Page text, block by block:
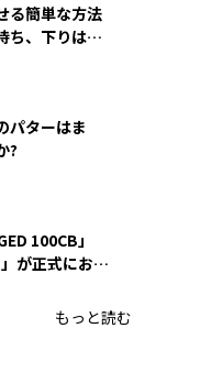
る簡単な方法
、下りは短
パターはま
?
100CB」
が正式にお披
もっと読む